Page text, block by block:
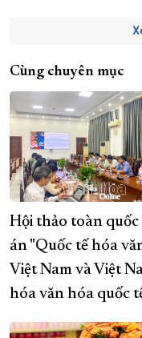
Cùng chuyên mục
Hội thảo toàn
án "Quốc tế hóa
Việt Nam và Việt
hóa văn hóa quốc